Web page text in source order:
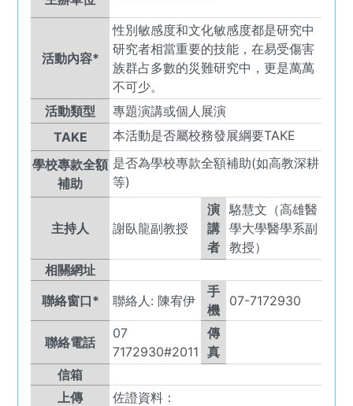
活動內容*
性別敏感度和文化敏感度都是研究中
研究者相當重要的技能，在易受傷害
族群占多數的災難研究中，更是萬萬
不可少。
活動類型
專題演講或個人展演
TAKE
本活動是否屬校務發展綱要TAKE
學校專款全額
補助
是否為學校專款全額補助(如高教深耕
等)
主持人 謝臥龍副教授
演
講
者
駱慧文（高雄醫
學大學醫學系副
教授）
相關網址
聯絡窗口*
聯絡人: 陳宥伊
手
機
07-7172930
聯絡電話
07
7172930#2011
傳
真
信箱
上傳
佐證資料：